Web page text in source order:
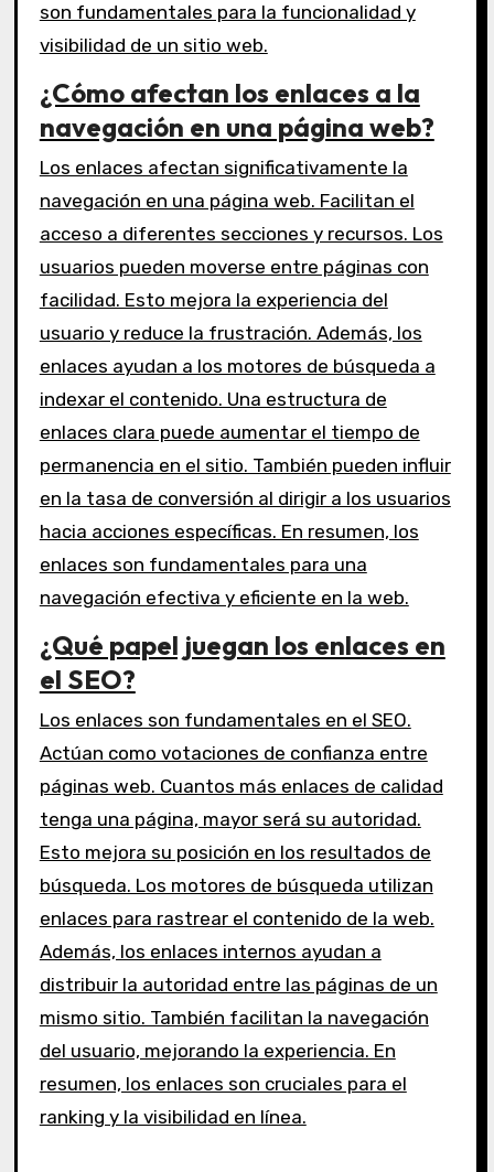
son fundamentales para la funcionalidad y
visibilidad de un sitio web.
¿Cómo afectan los enlaces a la
navegación en una página web?
Los enlaces afectan significativamente la
navegación en una página web. Facilitan el
acceso a diferentes secciones y recursos. Los
usuarios pueden moverse entre páginas con
facilidad. Esto mejora la experiencia del
usuario y reduce la frustración. Además, los
enlaces ayudan a los motores de búsqueda a
indexar el contenido. Una estructura de
enlaces clara puede aumentar el tiempo de
permanencia en el sitio. También pueden influir
en la tasa de conversión al dirigir a los usuarios
hacia acciones específicas. En resumen, los
enlaces son fundamentales para una
navegación efectiva y eficiente en la web.
¿Qué papel juegan los enlaces en
el SEO?
Los enlaces son fundamentales en el SEO.
Actúan como votaciones de confianza entre
páginas web. Cuantos más enlaces de calidad
tenga una página, mayor será su autoridad.
Esto mejora su posición en los resultados de
búsqueda. Los motores de búsqueda utilizan
enlaces para rastrear el contenido de la web.
Además, los enlaces internos ayudan a
distribuir la autoridad entre las páginas de un
mismo sitio. También facilitan la navegación
del usuario, mejorando la experiencia. En
resumen, los enlaces son cruciales para el
ranking y la visibilidad en línea.